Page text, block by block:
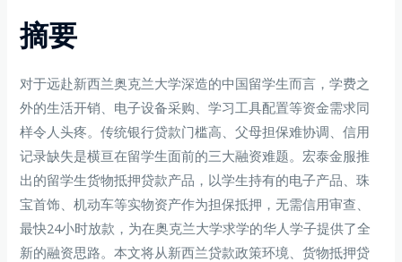
摘要
对于远赴新西兰奥克兰大学深造的中国留学生而言，学费之
外的生活开销、电子设备采购、学习工具配置等资金需求同
样令人头疼。传统银行贷款门槛高、父母担保难协调、信用
记录缺失是横亘在留学生面前的三大融资难题。宏泰金服推
出的留学生货物抵押贷款产品，以学生持有的电子产品、珠
宝首饰、机动车等实物资产作为担保抵押，无需信用审查、
最快24小时放款，为在奥克兰大学求学的华人学子提供了全
新的融资思路。本文将从新西兰贷款政策环境、货物抵押贷